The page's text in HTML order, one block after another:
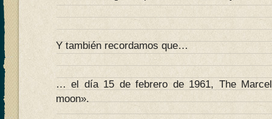
Y también recordamos que…
… el día 15 de febrero de 1961, The
moon».